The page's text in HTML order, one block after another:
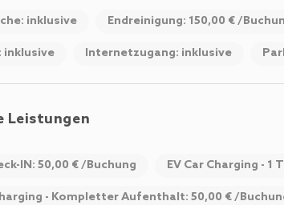
inklusive Endreinigung: 150,00 € /
inklusive Internetzugang: inklusive
Leistungen
IN: 50,00 € /Buchung EV Car Charging - 1
- Kompletter Aufenthalt: 50,00 € /